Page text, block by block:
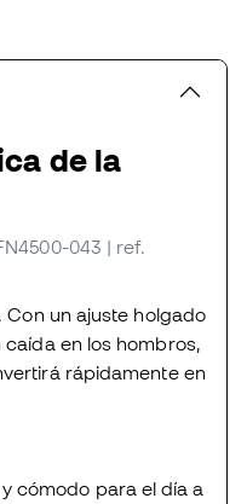
de la
043 | ref.
Con un ajuste holgado
en los hombros,
rápidamente en
cómodo para el día a